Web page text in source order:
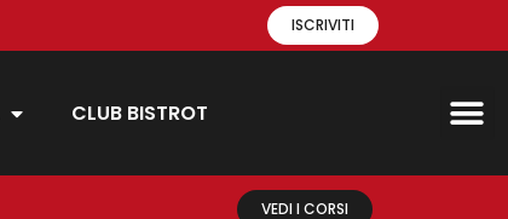
ISCRIVITI
CLUB BISTROT
VEDI I CORSI